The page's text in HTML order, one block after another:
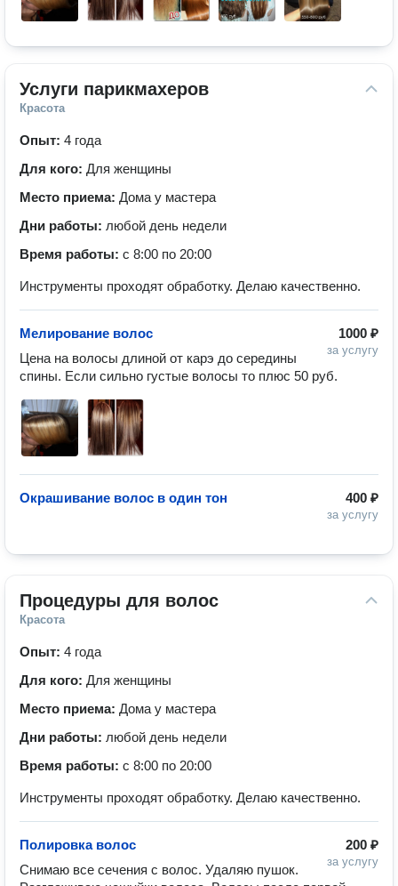
Услуги парикмахеров
Красота
Опыт: 4 года
Для кого: Для женщины
Место приема: Дома у мастера
Дни работы: любой день недели
Время работы: с 8:00 по 20:00
Инструменты проходят обработку. Делаю качественно.
1000 ₽
за услугу
Мелирование волос
Цена на волосы длиной от карэ до середины
спины. Если сильно густые волосы то плюс 50 руб.
400 ₽
за услугу
Окрашивание волос в один тон
Процедуры для волос
Красота
Опыт: 4 года
Для кого: Для женщины
Место приема: Дома у мастера
Дни работы: любой день недели
Время работы: с 8:00 по 20:00
Инструменты проходят обработку. Делаю качественно.
200 ₽
за услугу
Полировка волос
Снимаю все сечения с волос. Удаляю пушок.